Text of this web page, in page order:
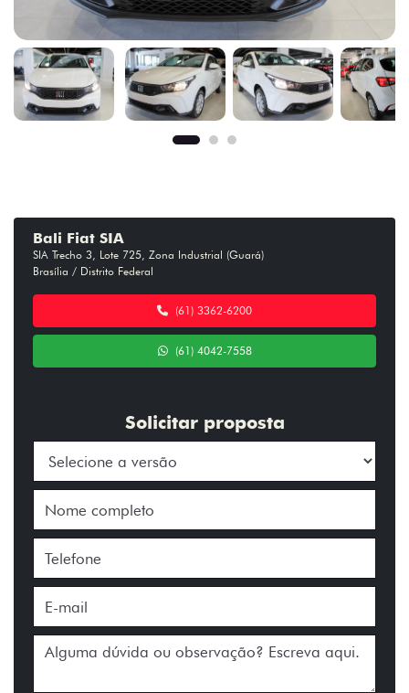
Bali Fiat SIA
SIA Trecho 3, Lote 725, Zona Industrial (Guará)
Brasília / Distrito Federal
(61) 3362-6200
(61) 4042-7558
Solicitar proposta